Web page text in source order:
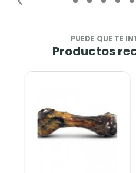
PUEDE QUE TE
Productos